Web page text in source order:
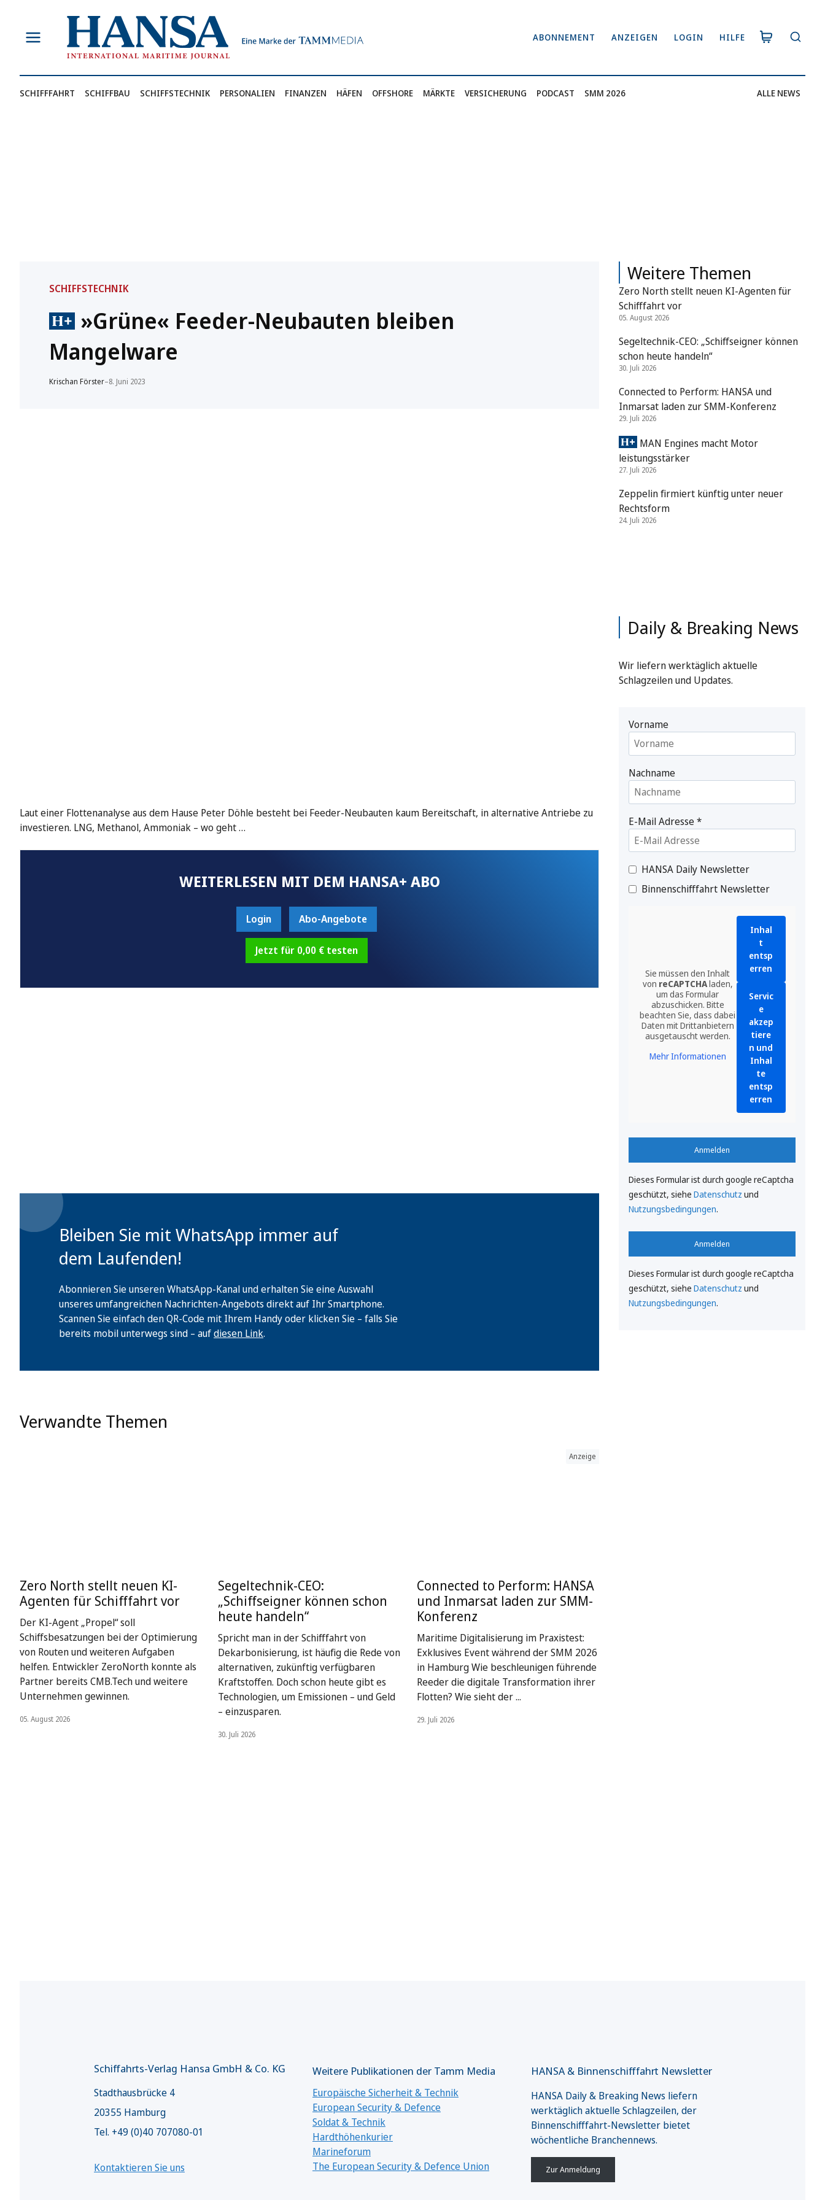
springen
ABONNEMENT ANZEIGEN LOGIN HILFE
SCHIFFFAHRT SCHIFFBAU SCHIFFSTECHNIK PERSONALIEN FINANZEN HÄFEN OFFSHORE MÄRKTE VERSICHERUNG PODCAST SMM 2026 ALLE NEWS
SCHIFFSTECHNIK
»Grüne« Feeder-Neubauten bleiben
Mangelware
Krischan Förster–8. Juni 2023
Laut einer Flottenanalyse aus dem Hause Peter Döhle besteht bei Feeder-Neubauten kaum Bereitschaft, in alternative Antriebe zu
investieren. LNG, Methanol, Ammoniak – wo geht …
WEITERLESEN MIT DEM HANSA+ ABO
Login Abo-Angebote
Jetzt für 0,00 € testen
Bleiben Sie mit WhatsApp immer auf
dem Laufenden!
Abonnieren Sie unseren WhatsApp-Kanal und erhalten Sie eine Auswahl
unseres umfangreichen Nachrichten-Angebots direkt auf Ihr Smartphone.
Scannen Sie einfach den QR-Code mit Ihrem Handy oder klicken Sie – falls Sie
bereits mobil unterwegs sind – aufdiesen Link.
Verwandte Themen
Zero North stellt neuen KI-
Agenten für Schifffahrt vor
Der KI-Agent „Propel“ soll
Schiffsbesatzungen bei der Optimierung
von Routen und weiteren Aufgaben
helfen. Entwickler ZeroNorth konnte als
Partner bereits CMB.Tech und weitere
Unternehmen gewinnen.
05. August 2026
Segeltechnik-CEO:
„Schiffseigner können schon
heute handeln“
Spricht man in der Schifffahrt von
Dekarbonisierung, ist häufig die Rede von
alternativen, zukünftig verfügbaren
Kraftstoffen. Doch schon heute gibt es
Technologien, um Emissionen – und Geld
– einzusparen.
30. Juli 2026
Anzeige
Connected to Perform: HANSA
und Inmarsat laden zur SMM-
Konferenz
Maritime Digitalisierung im Praxistest:
Exklusives Event während der SMM 2026
in Hamburg Wie beschleunigen führende
Reeder die digitale Transformation ihrer
Flotten? Wie sieht der ...
29. Juli 2026
Weitere Themen
Zero North stellt neuen KI-Agenten für
Schifffahrt vor
05. August 2026
Segeltechnik-CEO: „Schiffseigner können
schon heute handeln“
30. Juli 2026
Connected to Perform: HANSA und
Inmarsat laden zur SMM-Konferenz
29. Juli 2026
MAN Engines macht Motor
leistungsstärker
27. Juli 2026
Zeppelin firmiert künftig unter neuer
Rechtsform
24. Juli 2026
Daily & Breaking News
Wir liefern werktäglich aktuelle
Schlagzeilen und Updates.
Vorname
Nachname
E-Mail Adresse*
HANSA Daily Newsletter
Binnenschifffahrt Newsletter
Sie müssen den Inhalt
von reCAPTCHAladen,
um das Formular
abzuschicken. Bitte
beachten Sie, dass dabei
Daten mit Drittanbietern
ausgetauscht werden.
Mehr Informationen
Inhal
t
entsp
erren
Servic
e
akzep
tiere
n und
Inhal
te
entsp
erren
Anmelden
Dieses Formular ist durch google reCaptcha
geschützt, siehe Datenschutz und
Nutzungsbedingungen.
Anmelden
Dieses Formular ist durch google reCaptcha
geschützt, siehe Datenschutz und
Nutzungsbedingungen.
Schiffahrts-Verlag Hansa GmbH & Co. KG
Stadthausbrücke 4
20355 Hamburg
Tel. +49 (0)40 707080-01
Kontaktieren Sie uns
Weitere Publikationen der Tamm Media
Europäische Sicherheit & Technik
European Security & Defence
Soldat & Technik
Hardthöhenkurier
Marineforum
The European Security & Defence Union
HANSA & Binnenschifffahrt Newsletter
HANSA Daily & Breaking News liefern
werktäglich aktuelle Schlagzeilen, der
Binnenschifffahrt-Newsletter bietet
wöchentliche Branchennews.
Zur Anmeldung